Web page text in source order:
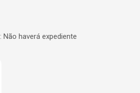
: Não haverá expediente